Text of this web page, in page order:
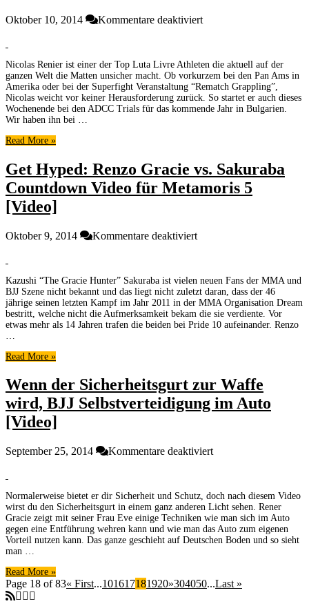
Oktober 10, 2014 Kommentare deaktiviertfür
einzigartiger
Guard
Pass
den
kanntest,
von
Nicolas
Nicolas Renier ist einer der Top Luta Livre Athleten die aktuell auf der
ganzen Welt die Matten unsicher macht. Ob vorkurzem bei den Pan Ams in
Amerika oder bei der Superfight Veranstaltung “Rematch Grappling”,
Nicolas weicht vor keiner Herausforderung zurück. So startet er auch dieses
Wochenende bei den ADCC Trials für das kommende Jahr in Bulgarien.
Wir haben ihn bei …
Read More »
Get Hyped: Renzo Gracie vs. Sakuraba
Countdown Video für Metamoris 5
[Video]
Oktober 9, 2014 Kommentare deaktiviertfür
Gracie
vs.
Sakuraba
Countdown
[Video]
Kazushi “The Gracie Hunter” Sakuraba ist vielen neuen Fans der MMA und
BJJ Szene nicht bekannt und das liegt nicht zuletzt daran, dass der 46
jährige seinen letzten Kampf im Jahr 2011 in der MMA Organisation Dream
bestritt, welche nicht die Aufmerksamkeit bekam die sie verdiente. Vor
etwas mehr als 14 Jahren trafen die beiden bei Pride 10 aufeinander. Renzo
Read More »
Wenn der Sicherheitsgurt zur Waffe
wird, BJJ Selbstverteidigung im Auto
[Video]
September 25, 2014 Kommentare deaktiviertfür
zur
Waffe
wird,
BJJ
[Video]
Normalerweise bietet er dir Sicherheit und Schutz, doch nach diesem Video
wirst du den Sicherheitsgurt in einem ganz anderen Licht sehen. Rener
Gracie zeigt mit seiner Frau Eve einige Techniken wie man sich im Auto
gegen eine Entführung wehren kann und wie man das Auto zum eigenen
Vorteil nutzen kann. Das ganze geschieht auf Deutschen Boden und so sieht
man …
Read More »
Page 18 of 83« First...101617181920»304050...Last »